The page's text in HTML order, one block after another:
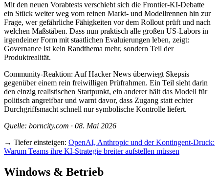
Mit den neuen Vorabtests verschiebt sich die Frontier-KI-Debatte
ein Stück weiter weg vom reinen Markt- und Modellrennen hin zur
Frage, wer gefährliche Fähigkeiten vor dem Rollout prüft und nach
welchen Maßstäben. Dass nun praktisch alle großen US-Labors in
irgendeiner Form mit staatlichen Evaluierungen leben, zeigt:
Governance ist kein Randthema mehr, sondern Teil der
Produktrealität.
Community-Reaktion: Auf Hacker News überwiegt Skepsis
gegenüber einem rein freiwilligen Prüfrahmen. Ein Teil sieht darin
den einzig realistischen Startpunkt, ein anderer hält das Modell für
politisch angreifbar und warnt davor, dass Zugang statt echter
Durchgriffsmacht schnell nur symbolische Kontrolle liefert.
Quelle: borncity.com · 08. Mai 2026
→ Tiefer einsteigen: OpenAI, Anthropic und der Kontingent-Druck:
Warum Teams ihre KI-Strategie breiter aufstellen müssen
Windows & Betrieb